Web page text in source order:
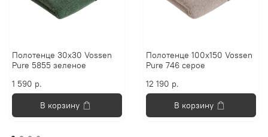
Полотенце 30х30 Vossen
Pure 5855 зеленое
1 590 р.
В корзину
Полотенце 100х150 Vossen
Pure 746 серое
12 190 р.
В корзину